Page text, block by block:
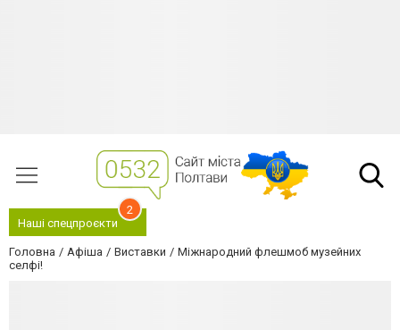
Наші спецпроєкти
2
Головна Афіша Виставки
Міжнародний флешмоб музейних
селфі!